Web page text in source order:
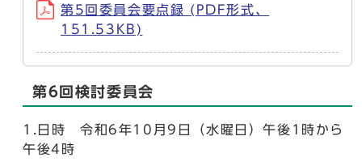
第5回委員会要点録 (PDF形式、
151.53KB)
第6回検討委員会
1.日時 令和6年10月9日（水曜日）午後1時から
午後4時